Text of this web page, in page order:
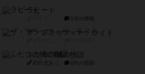
ラピード
1件の投稿
ザ・フラッフィー・ライト
ふたつの城の物語
紹介文あり 6件の投稿